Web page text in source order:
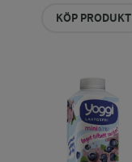
KÖP PRODUKT